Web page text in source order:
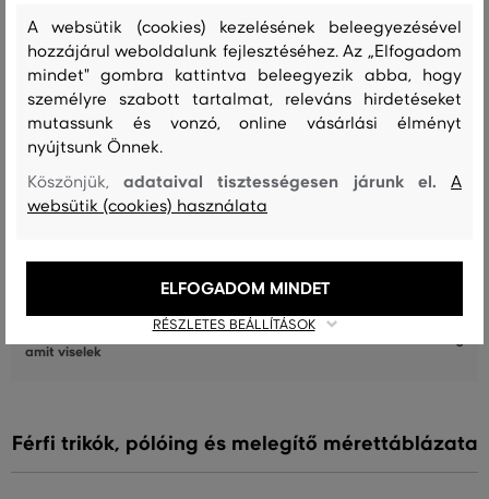
ÜGYFELEINKNEK ÁLTAL ÉRTÉKELT MÉRETEK
A méret sokkal kisebb, mint amit
viselek
A méret egy kicsit kisebb, mint
amit viselek
A méret megegyezik az általam
amit általában viselek
A méret sokkal nagyobb, mint
amit viselek
0
Férfi trikók, pólóing és melegítő mérettáblázata
A websütik (cookies) kezelésének beleegyezésével
hozzájárul weboldalunk fejlesztéséhez. Az „Elfogadom
mindet" gombra kattintva beleegyezik abba, hogy
személyre szabott tartalmat, releváns hirdetéseket
mutassunk és vonzó, online vásárlási élményt
nyújtsunk Önnek.
Köszönjük,adataival tisztességesen járunk el.A
websütik (cookies) használata
RÉSZLETES BEÁLLÍTÁSOK
ELFOGADOM MINDET